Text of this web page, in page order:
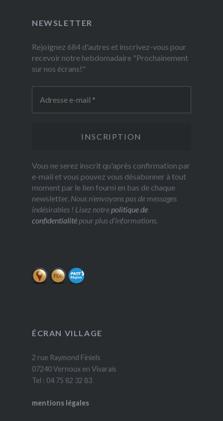
NEWSLETTER
Rejoignez 684 d'autres et inscrivez-vous pour
recevoir notre hebdomadaire "Prochainement
sur nos écrans!"
Vous ne serez inscrit qu'après confirmation par
e-mail et vous pouvez vous désabonner à tout
moment par le lien fourni en bas de chaque
newsletter. Nous n’envoyons pas de messages
indésirables ! Lisez notre politique de
confidentialitépour plus d’informations.
ÉCRAN VILLAGE
2 rue Raymond Finiels
07240 Vernoux en Vivarais
Tel : 04 75 82 32 83
mentions légales